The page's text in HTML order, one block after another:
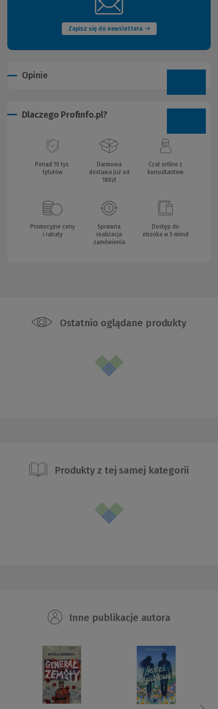
Zapisz się do newslettera
(Nowe
okno)
Opinie
Dlaczego Profinfo.pl?
Ponad 10 tys.
tytułów
Darmowa
dostawa już od
180zł
Czat online z
konsultantem
Promocyjne ceny
i rabaty
Sprawna
realizacja
zamówienia
Dostęp do
ebooka w 5 minut
Ostatnio oglądane produkty
Produkty z tej samej kategorii
Inne publikacje autora